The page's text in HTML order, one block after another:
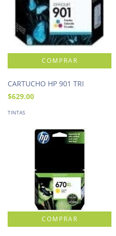
CARTUCHO HP 901 TRI
$629.00
TINTAS